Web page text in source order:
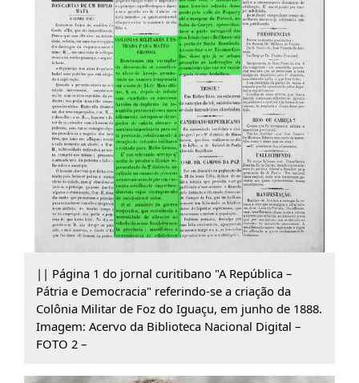
|| Página 1 do jornal curitibano "A República –
Pátria e Democracia" referindo-se a criação da
Colônia Militar de Foz do Iguaçu, em junho de 1888.
Imagem: Acervo da Biblioteca Nacional Digital –
FOTO 2 –